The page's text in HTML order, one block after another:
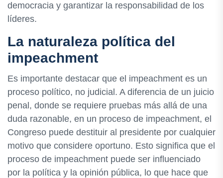
democracia y garantizar la responsabilidad de los
líderes.
La naturaleza política del
impeachment
Es importante destacar que el impeachment es un
proceso político, no judicial. A diferencia de un juicio
penal, donde se requiere pruebas más allá de una
duda razonable, en un proceso de impeachment, el
Congreso puede destituir al presidente por cualquier
motivo que considere oportuno. Esto significa que el
proceso de impeachment puede ser influenciado
por la política y la opinión pública, lo que hace que